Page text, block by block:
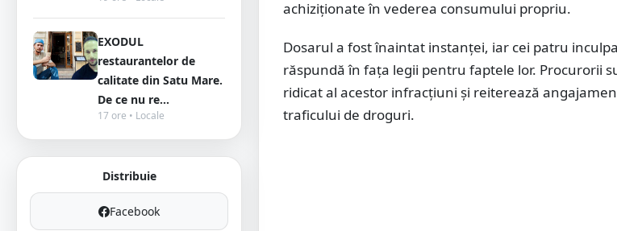
EXODUL
restaurantelor de
calitate din Satu Mare.
De ce nu re...
17 ore • Locale
Distribuie
Facebook
achiziționate în vederea consumului propriu.
Dosarul a fost înaintat instanței, iar cei patru
răspundă în fața legii pentru faptele lor. Procurorii
ridicat al acestor infracțiuni și reiterează
traficului de droguri.